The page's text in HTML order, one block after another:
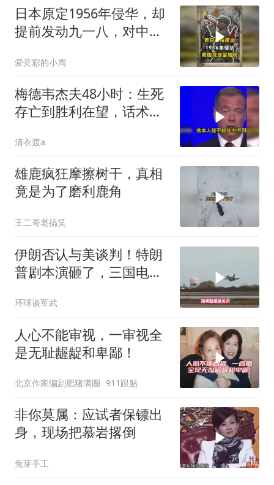
日本原定1956年侵华，却
提前发动九一八，对中国
爱竞彩的小周
梅德韦杰夫48小时：生死
存亡到胜利在望，话术变
清衣渡a
雄鹿疯狂摩擦树干，真相
竟是为了磨利鹿角
王二哥老搞笑
伊朗否认与美谈判！特朗
普剧本演砸了，三国电话
环球谈军武
人心不能审视，一审视全
是无耻龌龊和卑鄙！
北京作家编剧肥猪满圈 911跟贴
非你莫属：应试者保镖出
身，现场把慕岩撂倒
兔芽手工